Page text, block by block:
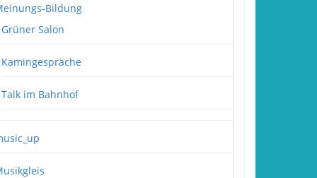
Bildung
Grüner Salon
Kamingespräche
Talk im Bahnhof